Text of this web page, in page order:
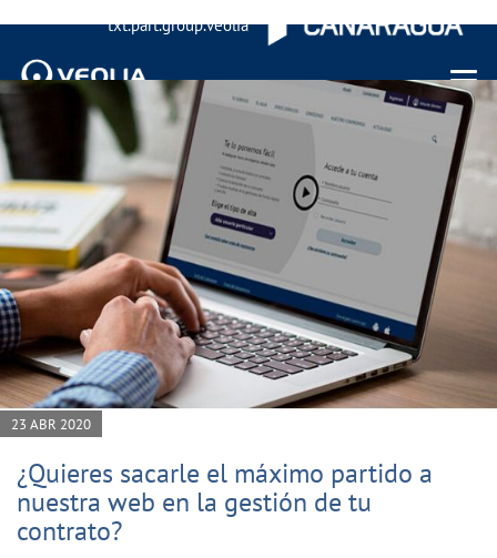
txt.part.group.veolia
Menu
23 ABR 2020
¿Quieres sacarle el máximo partido a
nuestra web en la gestión de tu
contrato?